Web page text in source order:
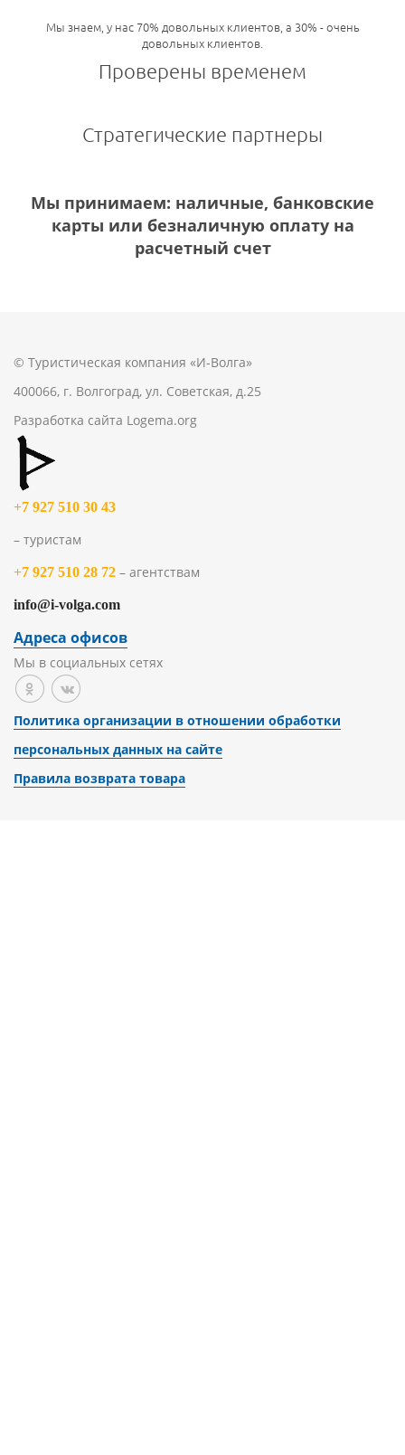
Мы знаем, у нас 70% довольных клиентов, а 30% - очень
довольных клиентов.
Проверены временем
Стратегические партнеры
Мы принимаем: наличные, банковские
карты или безналичную оплату на
расчетный счет
© Туристическая компания «И-Волга»
400066, г. Волгоград, ул. Советская, д.25
Разработка сайта Logema.org
+7 927 510 30 43
– туристам
+7 927 510 28 72 – агентствам
info@i-volga.com
Адреса офисов
Мы в социальных сетях
Политика организации в отношении обработки
персональных данных на сайте
Правила возврата товара